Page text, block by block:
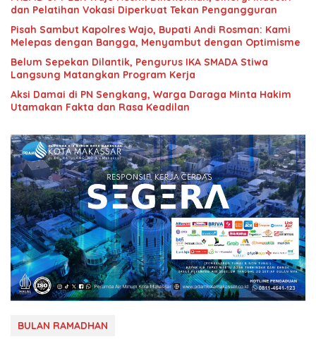
dan Pelatihan Vokasi Diperkuat Tekan Pengangguran
Pisah Sambut Kapolres Wajo, Bupati Andi Rosman: Kami
Melepas dengan Bangga, Menyambut dengan Optimisme
Belum Sepekan Dilantik, Pengurus IKA SMADA Stiwa
Langsung Matangkan Program Kerja
Aksi Damai di PN Sengkang, Warga Daraga Minta Hakim
Utamakan Fakta dan Rasa Keadilan
BULAN RAMADHAN